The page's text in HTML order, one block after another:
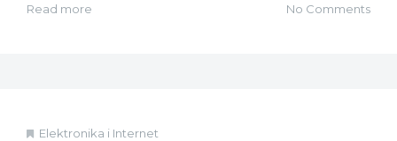
Read more No Comments
Elektronika i Internet